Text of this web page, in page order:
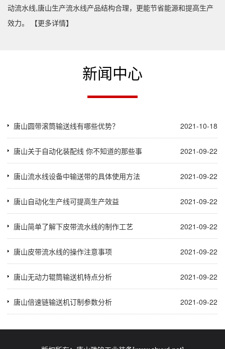
动流水线,唐山生产流水线产品结构合理，更能节省能源和提高生产
效力。
【更多详情】
新闻中心
唐山圆带滚筒输送线有哪些优势？ 2021-10-18
唐山关于自动化装配线 你不知道的那些事 2021-09-22
唐山流水线设备中输送带的具体使用方法 2021-09-22
唐山自动化生产线可提高生产效益 2021-09-22
唐山简单了解下皮带流水线的制作工艺 2021-09-22
唐山皮带流水线的操作注意事项 2021-09-22
唐山无动力辊筒输送机特点分析 2021-09-22
唐山倍速链输送机订制参数分析 2021-09-22